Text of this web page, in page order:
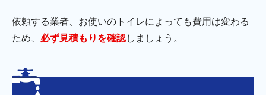
依頼する業者、お使いのトイレによっても費用は変わる
ため、 必ず見積もりを確認しましょう。